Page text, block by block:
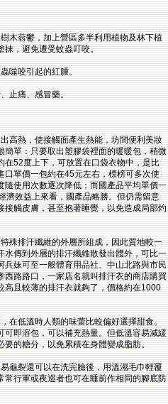
木蓊鬱，加上營區多半利用植物及林下植
抹，避免遭受蚊蟲叮咬。
噬咬引起的紅腫。
止痛、感冒藥。
高熱，使接觸面產生熱能，坊間便利美妝
單：只要取出塑膠袋裡面的暖暖包，稍微
在52度上下，可放置在口袋衣物中，是比
口單價一包約在45元左右，標榜可多次使
使用次數逐次降低；而國產品平均單價一
濟效益上來看，國產品略勝。但仍需留意
觸皮膚，甚至抱著睡覺，以免造成局部灼
殊排汗纖維的外層所組成，因此質地較一
傳到外層的排汗纖維散發出體外，可比一
妹可至一般體育用品社、中山北路與市民
路路口，一家店名就叫排汗衣的商店購買
高且較薄的排汗衣就夠了，價格約在1000
在低溫時人類的味蕾比較偏好選擇甜食。
即溶包，可以補充熱量。但低溫容易減緩
要的糖分，以免累積在身體變成脂肪。
龜裂還可以在洗完臉後，用溫濕毛巾輕覆
行軍或夜巡者也可在睡前作相同的腳底防